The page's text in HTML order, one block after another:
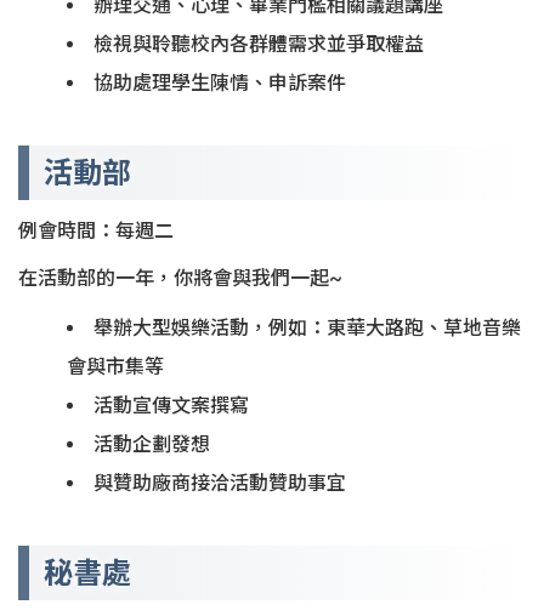
辦理交通、心理、畢業門檻相關議題講座
檢視與聆聽校內各群體需求並爭取權益
協助處理學生陳情、申訴案件
活動部
例會時間：每週二
在活動部的一年，你將會與我們一起~
舉辦大型娛樂活動，例如：東華大路跑、草地音樂
會與市集等
活動宣傳文案撰寫
活動企劃發想
與贊助廠商接洽活動贊助事宜
秘書處